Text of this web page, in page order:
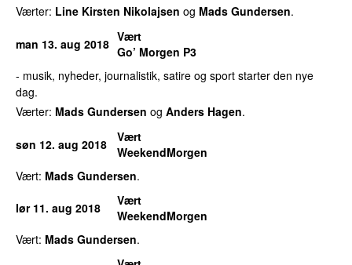
Værter: Line Kirsten Nikolajsen og Mads Gundersen.
man 13. aug 2018 Vært
Go’ Morgen P3
- musik, nyheder, journalistik, satire og sport starter den nye
dag.
Værter: Mads Gundersen og Anders Hagen.
søn 12. aug 2018
Vært
WeekendMorgen
Vært: Mads Gundersen.
lør 11. aug 2018
Vært
WeekendMorgen
Vært: Mads Gundersen.